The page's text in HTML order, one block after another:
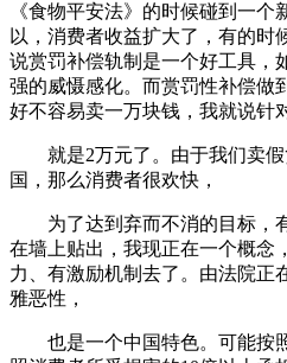
《食物平安法》的时候碰到一
以，消费者收益扩大了，有的时
说赏罚补偿轨制是一个好工具，
强的威慑感化。而赏罚性补偿做
好不容易卖一万块钱，我就说针
就是2万元了。由于我们卖假
国，那么消费者很欢快，
为了达到弃而不消的目标，
在墙上贴出，我现正在一个概念
力、有激励机制去了。由法院正
雅恶性，
也是一个中国特色。可能按